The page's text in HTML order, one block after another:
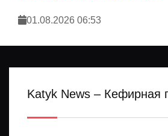
01.08.2026 06:53
Katyk News – Кефирная